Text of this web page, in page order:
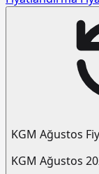
KGM Ağustos
KGM Ağustos